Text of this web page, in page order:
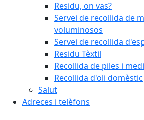
Residu, on vas?
Servei de recollida de
voluminosos
Servei de recollida
Residu Tèxtil
Recollida de piles i
Recollida d'oli domèstic
Salut
Adreces i telèfons